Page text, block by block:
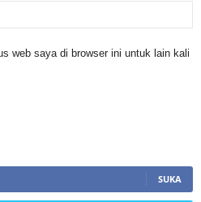
web saya di browser ini untuk lain kali
SUKA